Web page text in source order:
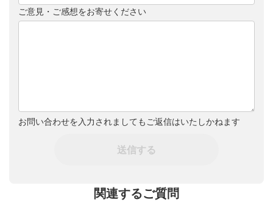
ご意見・ご感想をお寄せください
お問い合わせを入力されましてもご返信はいたしかねます
送信する
関連するご質問